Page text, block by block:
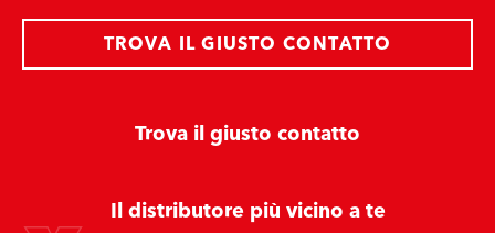
Trova il giusto contatto
TROVA IL GIUSTO CONTATTO
Il distributore più vicino a te